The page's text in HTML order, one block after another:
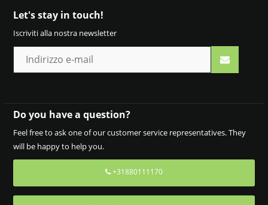
Let's stay in touch!
Iscriviti alla nostra newsletter
Do you have a question?
Feel free to ask one of our customer service representatives. They
will be happy to help you.
+31880111170